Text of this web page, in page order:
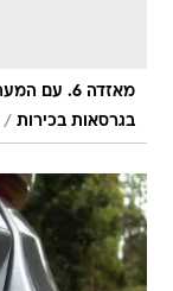
בגרסאות בכירות /